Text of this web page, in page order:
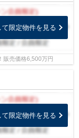
限定物件を見る
販売価格6,500万円
限定物件を見る